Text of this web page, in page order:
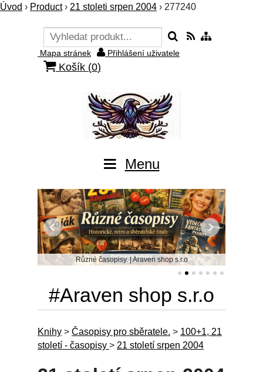
Úvod › Product› 21 stoleti srpen 2004 › 277240
Mapa stránek Přihlášení uživatele
Košík (0)
Menu
Různé časopisy. | Araven shop s.r.o
#Araven shop s.r.o
Knihy > Časopisy pro sběratele. > 100+1, 21
století - časopisy > 21 století srpen 2004